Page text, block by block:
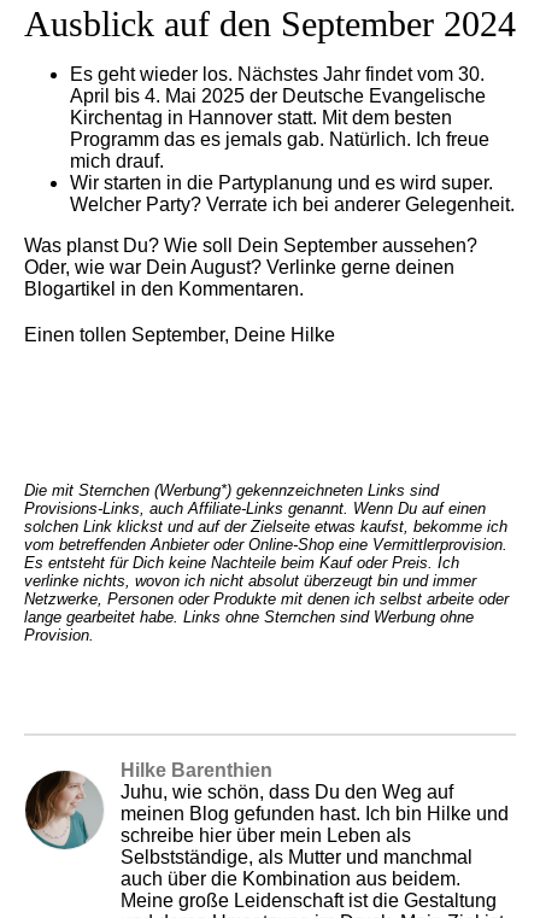
Ausblick auf den September 2024
Es geht wieder los. Nächstes Jahr findet vom 30.
April bis 4. Mai 2025 der Deutsche Evangelische
Kirchentag in Hannover statt. Mit dem besten
Programm das es jemals gab. Natürlich. Ich freue
mich drauf.
Wir starten in die Partyplanung und es wird super.
Welcher Party? Verrate ich bei anderer Gelegenheit.
Was planst Du? Wie soll Dein September aussehen?
Oder, wie war Dein August? Verlinke gerne deinen
Blogartikel in den Kommentaren.
Einen tollen September, Deine Hilke
Die mit Sternchen (Werbung*) gekennzeichneten Links sind
Provisions-Links, auch Affiliate-Links genannt. Wenn Du auf einen
solchen Link klickst und auf der Zielseite etwas kaufst, bekomme ich
vom betreffenden Anbieter oder Online-Shop eine Vermittlerprovision.
Es entsteht für Dich keine Nachteile beim Kauf oder Preis. Ich
verlinke nichts, wovon ich nicht absolut überzeugt bin und immer
Netzwerke, Personen oder Produkte mit denen ich selbst arbeite oder
lange gearbeitet habe. Links ohne Sternchen sind Werbung ohne
Provision.
Hilke Barenthien
Juhu, wie schön, dass Du den Weg auf
meinen Blog gefunden hast. Ich bin Hilke und
schreibe hier über mein Leben als
Selbstständige, als Mutter und manchmal
auch über die Kombination aus beidem.
Meine große Leidenschaft ist die Gestaltung